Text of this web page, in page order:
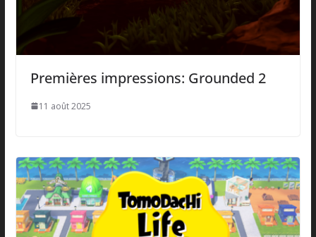
Premières impressions: Grounded 2
11 août 2025